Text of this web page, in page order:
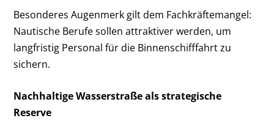
Besonderes Augenmerk gilt dem Fachkräftemangel:
Nautische Berufe sollen attraktiver werden, um
langfristig Personal für die Binnenschifffahrt zu
sichern.
Nachhaltige Wasserstraße als strategische
Reserve